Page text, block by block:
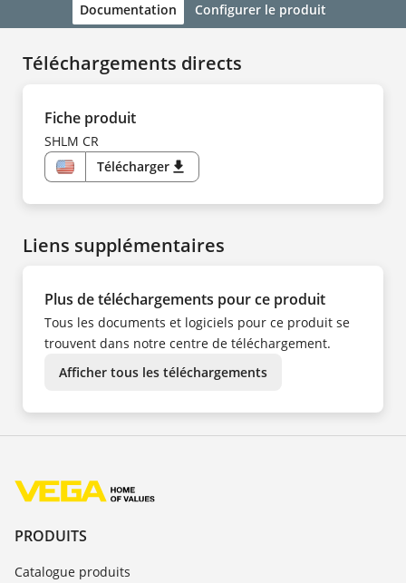
Documentation Configurer le produit
Téléchargements directs
Fiche produit
SHLM CR
US
Télécharger download
Liens supplémentaires
Plus de téléchargements pour ce produit
Tous les documents et logiciels pour ce produit se
trouvent dans notre centre de téléchargement.
Afficher tous les téléchargements
PRODUITS
Catalogue produits